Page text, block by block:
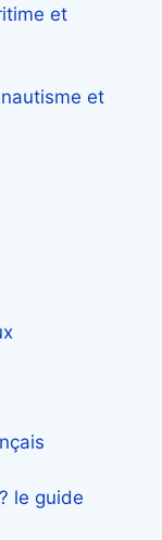
et
et
le guide